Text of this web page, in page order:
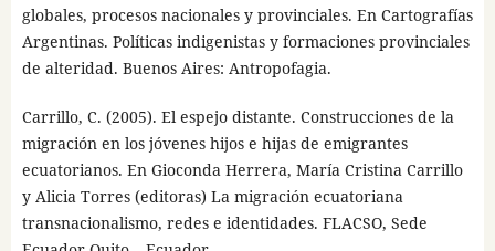
globales, procesos nacionales y provinciales. En Cartografías
Argentinas. Políticas indigenistas y formaciones provinciales
de alteridad. Buenos Aires: Antropofagia.
Carrillo, C. (2005). El espejo distante. Construcciones de la
migración en los jóvenes hijos e hijas de emigrantes
ecuatorianos. En Gioconda Herrera, María Cristina Carrillo
y Alicia Torres (editoras) La migración ecuatoriana
transnacionalismo, redes e identidades. FLACSO, Sede